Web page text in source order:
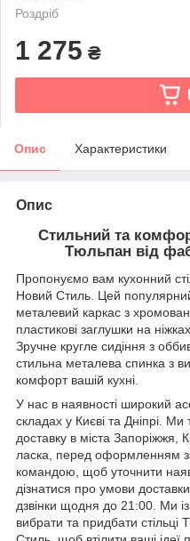
Роздріб
1 275 ₴
Опис Характеристики
Опис
Стильний та
Тюльпан від
Пропонуємо вам кухонний
Новий Стиль. Цей
металевий каркас з
пластикові заглушки на
Зручне кругле сидіння з
стильна металева спинка з
комфорт вашій кухні.
У нас в наявності широкий
складах у Києві та Дніпрі.
доставку в міста Запоріжжя,
ласка, перед оформленням
командою, щоб уточнити
дізнатися про умови
дзвінки щодня до 21:00. Ми
вибрати та придбати